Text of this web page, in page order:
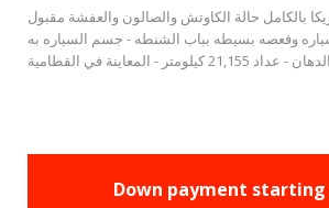
بالكامل حالة الكاوتش والصالون والعفشة مقبول
وفعصه بسيطه بباب الشنطه - جسم السياره به
- المعاينة في القطامية
Down payment